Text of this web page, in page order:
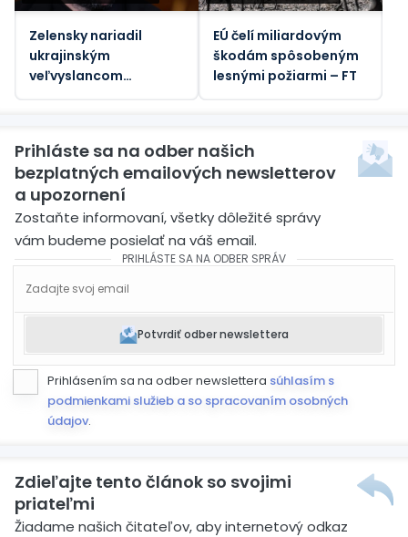
Zelensky nariadil
ukrajinským
veľvyslancom
EÚ čelí miliardovým
škodám spôsobeným
lesnými požiarmi – FT
Prihláste sa na odber našich
bezplatných emailových newsletterov
a upozornení
Zostaňte informovaní, všetky dôležité správy
vám budeme posielať na váš email.
PRIHLÁSTE SA NA ODBER SPRÁV
Potvrdiť odber newslettera
Prihlásením sa na odber newslettera súhlasím s
podmienkami služieb a so spracovaním osobných
údajov.
Zdieľajte tento článok so svojimi
priateľmi
Žiadame našich čitateľov, aby internetový odkaz